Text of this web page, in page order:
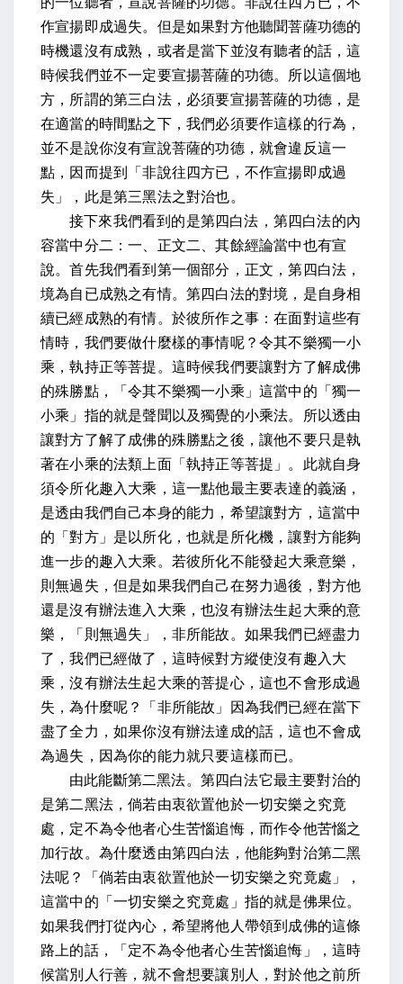
作宣揚即成過失。但是如果對方他聽聞菩薩功德的
時機還沒有成熟，或者是當下並沒有聽者的話，這
時候我們並不一定要宣揚菩薩的功德。所以這個地
方，所謂的第三白法，必須要宣揚菩薩的功德，是
在適當的時間點之下，我們必須要作這樣的行為，
並不是說你沒有宣說菩薩的功德，就會違反這一
點，因而提到「非說往四方已，不作宣揚即成過
失」，此是第三黑法之對治也。
接下來我們看到的是第四白法，第四白法的內
容當中分二：一、正文二、其餘經論當中也有宣
說。首先我們看到第一個部分，正文，第四白法，
境為自已成熟之有情。第四白法的對境，是自身相
續已經成熟的有情。於彼所作之事：在面對這些有
情時，我們要做什麼樣的事情呢？令其不樂獨一小
乘，執持正等菩提。這時候我們要讓對方了解成佛
的殊勝點，「令其不樂獨一小乘」這當中的「獨一
小乘」指的就是聲聞以及獨覺的小乘法。所以透由
讓對方了解了成佛的殊勝點之後，讓他不要只是執
著在小乘的法類上面「執持正等菩提」。此就自身
須令所化趣入大乘，這一點他最主要表達的義涵，
是透由我們自己本身的能力，希望讓對方，這當中
的「對方」是以所化，也就是所化機，讓對方能夠
進一步的趣入大乘。若彼所化不能發起大乘意樂，
則無過失，但是如果我們自己在努力過後，對方他
還是沒有辦法進入大乘，也沒有辦法生起大乘的意
樂，「則無過失」，非所能故。如果我們已經盡力
了，我們已經做了，這時候對方縱使沒有趣入大
乘，沒有辦法生起大乘的菩提心，這也不會形成過
失，為什麼呢？「非所能故」因為我們已經在當下
盡了全力，如果你沒有辦法達成的話，這也不會成
為過失，因為你的能力就只要這樣而已。
由此能斷第二黑法。第四白法它最主要對治的
是第二黑法，倘若由衷欲置他於一切安樂之究竟
處，定不為令他者心生苦惱追悔，而作令他苦惱之
加行故。為什麼透由第四白法，他能夠對治第二黑
法呢？「倘若由衷欲置他於一切安樂之究竟處」，
這當中的「一切安樂之究竟處」指的就是佛果位。
如果我們打從內心，希望將他人帶領到成佛的這條
路上的話，「定不為令他者心生苦惱追悔」，這時
候當別人行善，就不會想要讓別人，對於他之前所